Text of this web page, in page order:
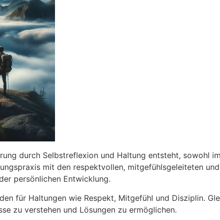
durch Selbstreflexion und Haltung entsteht, sowohl
mit den respektvollen, mitgefühlsgeleiteten
persönlichen Entwicklung.
für Haltungen wie Respekt, Mitgefühl und Disziplin.
zu verstehen und Lösungen zu ermöglichen.